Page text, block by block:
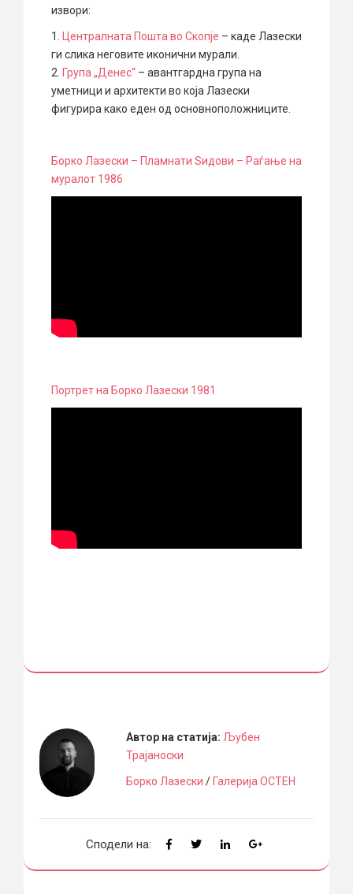
извори:
1. Централната Пошта во Скопје – каде Лазески
ги слика неговите иконични мурали.
2. Група „Денес“ – авантгардна група на
уметници и архитекти во која Лазески
фигурира како еден од основноположниците.
Борко Лазески – Пламнати Ѕидови – Раѓање на
муралот 1986
Портрет на Борко Лазески 1981
Автор на статија: Љубен
Трајаноски
Борко Лазески / Галерија ОСТЕН
Сподели на: